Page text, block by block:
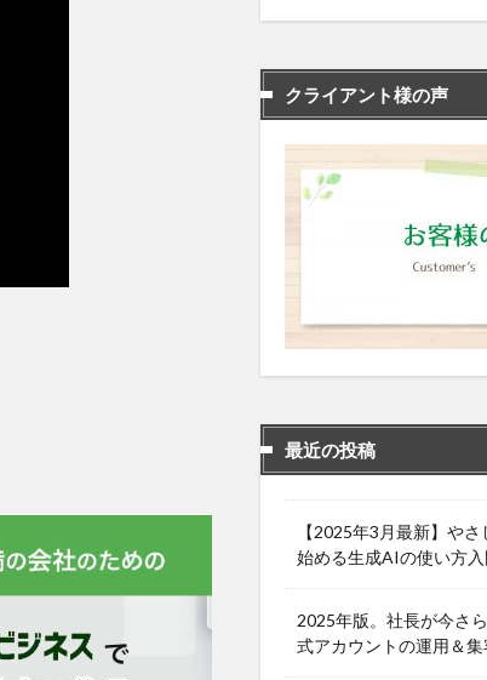
クライアント様の声
最近の投稿
【2025年3月最新】や
始める生成AIの使い方入
2025年版。社長が今さ
式アカウントの運用＆